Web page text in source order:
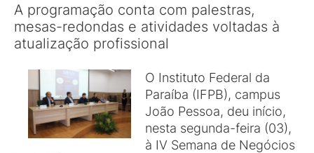
A programação conta com palestras,
mesas-redondas e atividades voltadas à
atualização profissional
O Instituto Federal da
Paraíba (IFPB), campus
João Pessoa, deu início,
nesta segunda-feira (03),
à IV Semana de Negócios